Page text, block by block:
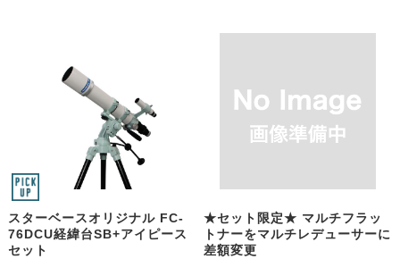
スターベースオリジナル FC-
76DCU経緯台SB+アイピース
セット
★セット限定★ マルチフラッ
トナーをマルチレデューサーに
差額変更